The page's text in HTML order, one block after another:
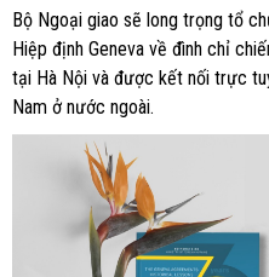
Bộ Ngoại giao sẽ long trọng tổ
Hiệp định Geneva về đình chỉ
tại Hà Nội và được kết nối trực
Nam ở nước ngoài.